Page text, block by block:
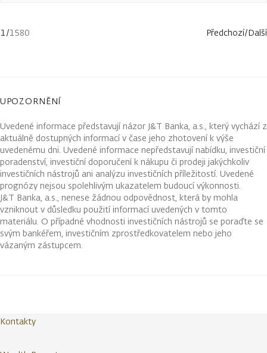
1/1580 Předchozí/Další
UPOZORNĚNÍ
Uvedené informace představují názor J&T Banka, a.s., který vychází z
aktuálně dostupných informací v čase jeho zhotovení k výše
uvedenému dni. Uvedené informace nepředstavují nabídku, investiční
poradenství, investiční doporučení k nákupu či prodeji jakýchkoliv
investičních nástrojů ani analýzu investičních příležitostí. Uvedené
prognózy nejsou spolehlivým ukazatelem budoucí výkonnosti.
J&T Banka, a.s., nenese žádnou odpovědnost, která by mohla
vzniknout v důsledku použití informací uvedených v tomto
materiálu. O případné vhodnosti investičních nástrojů se poraďte se
svým bankéřem, investičním zprostředkovatelem nebo jeho
vázaným zástupcem.
Kontakty